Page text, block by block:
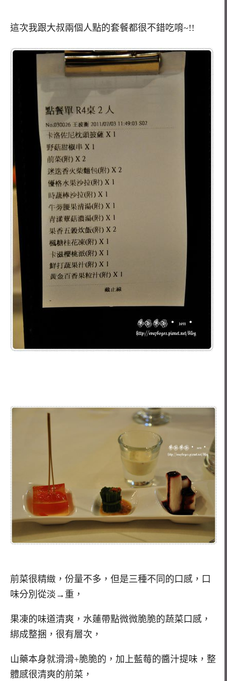
這次我跟大叔兩個人點的套餐都很不錯吃唷~!!
前菜很精緻，份量不多，但是三種不同的口感，口
味分別從淡→重，
果凍的味道清爽，水蓮帶點微微脆脆的蔬菜口感，
綁成整捆，很有層次，
山藥本身就滑滑+脆脆的，加上藍莓的醬汁提味，整
體感很清爽的前菜，